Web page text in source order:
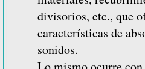
divisorios, etc., que
características de
sonidos.